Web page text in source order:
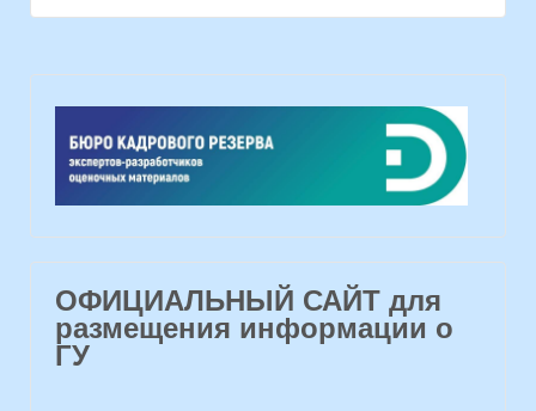
ОФИЦИАЛЬНЫЙ САЙТ для
размещения информации о
ГУ